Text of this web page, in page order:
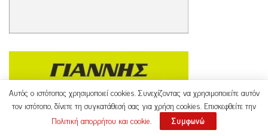
Αυτός ο ιστότοπος χρησιμοποιεί cookies. Συνεχίζοντας να χρησιμοποιείτε αυτόν
τον ιστότοπο, δίνετε τη συγκατάθεσή σας για χρήση cookies. Επισκεφθείτε την
Πολιτική απορρήτου και cookie. Συμφωνώ